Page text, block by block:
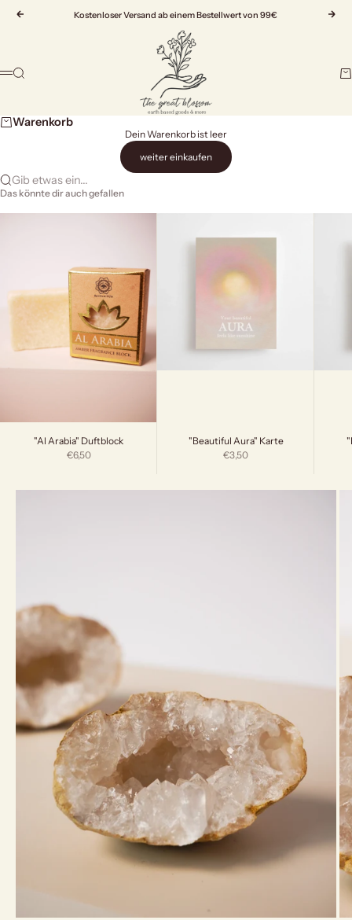
Zurück
Kostenloser Versand ab einem Bestellwert von 99€
Vor
The Great Blossom
Menü
Suche
Warenkorb
Dein Warenkorb ist leer
weiter einkaufen
Gib etwas ein...
Das könnte dir auch gefallen
"Al Arabia" Duftblock
Angebot
€6,50
"Beautiful Aura" Karte
Angebot
€3,50